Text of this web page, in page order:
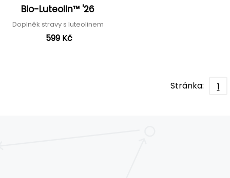
Bio-Luteolin™ '26
Doplněk stravy s luteolinem
599 Kč
Stránka: 1